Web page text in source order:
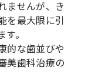
ませんが、き
を最大限に引
。
的な歯並びや
美歯科治療の